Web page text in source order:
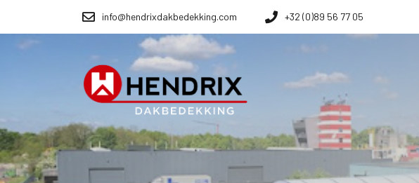
info@hendrixdakbedekking.com +32 (0)89 56 77 05